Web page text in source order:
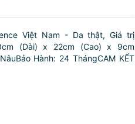
Việt Nam - Da thật, Giá trị
(Dài) x 22cm (Cao) x 9cm
Hành: 24 ThángCAM KẾT